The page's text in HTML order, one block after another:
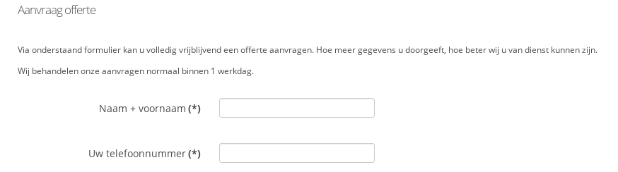
Aanvraag offerte
Via onderstaand formulier kan u volledig vrijblijvend een offerte aanvragen. Hoe meer gegevens u doorgeeft, hoe beter wij u van dienst kunnen zijn.
Wij behandelen onze aanvragen normaal binnen 1 werkdag.
Naam + voornaam (*)
Uw telefoonnummer(*)